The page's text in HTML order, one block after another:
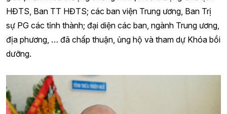
HĐTS, Ban TT HĐTS; các ban viện Trung ương, Ban Trị
sự PG các tỉnh thành; đại diện các ban, ngành Trung ương,
địa phương, … đã chấp thuận, ủng hộ và tham dự Khóa bồi
dưỡng.